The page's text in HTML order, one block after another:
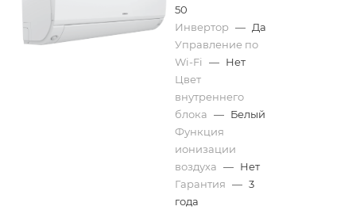
50
Инвертор — Да
Управление по
Wi-Fi
— Нет
Цвет
внутреннего
блока — Белый
Функция
ионизации
воздуха — Нет
Гарантия — 3
года